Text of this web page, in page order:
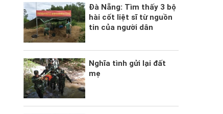
Đà Nẵng: Tìm thấy 3 bộ
hài cốt liệt sĩ từ nguồn
tin của người dân
Nghĩa tình gửi lại đất
mẹ